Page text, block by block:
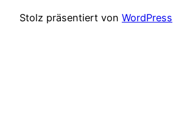
Stolz präsentiert von WordPress